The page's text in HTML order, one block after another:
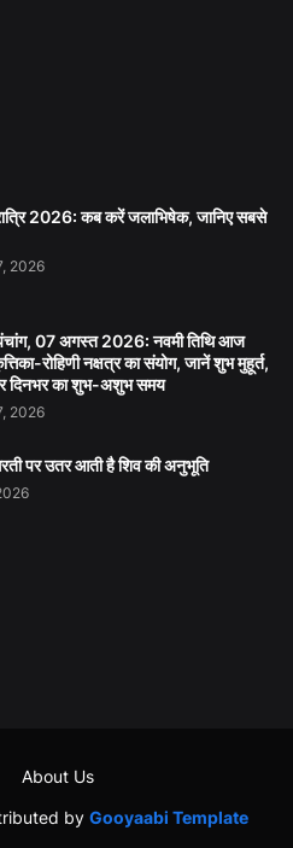
2026: कब करें जलाभिषेक, जानिए सबसे
2026
07 अगस्त 2026: नवमी तिथि आज
रोहिणी नक्षत्र का संयोग, जानें शुभ मुहूर्त,
दिनभर का शुभ-अशुभ समय
2026
पर उतर आती है शिव की अनुभूति
by Gooyaabi Template
About Us